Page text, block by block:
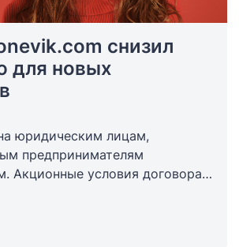
снизил
для новых
юридическим лицам,
предпринимателям
Акционные условия договора